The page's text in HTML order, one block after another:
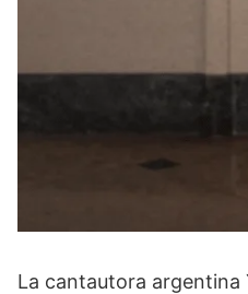
La cantautora argentina